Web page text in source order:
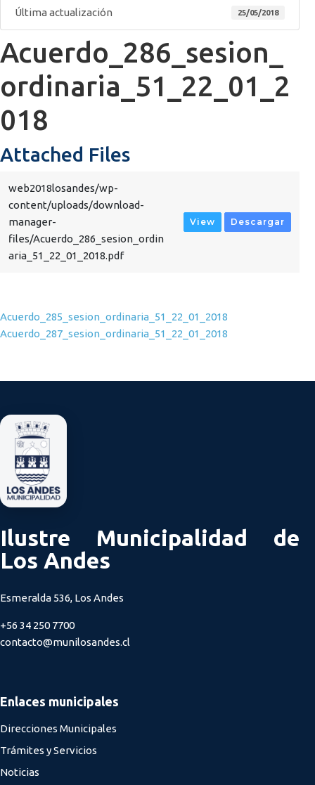
Última actualización 25/05/2018
Acuerdo_286_sesion_
ordinaria_51_22_01_2
018
Attached Files
web2018losandes/wp-
content/uploads/download-
manager-
files/Acuerdo_286_sesion_ordin
aria_51_22_01_2018.pdf
View Descargar
Navegación de entradas
Acuerdo_285_sesion_ordinaria_51_22_01_2018
Acuerdo_287_sesion_ordinaria_51_22_01_2018
Ilustre Municipalidad de
Los Andes
Esmeralda 536, Los Andes
+56 34 250 7700
contacto@munilosandes.cl
Enlaces municipales
Direcciones Municipales
Trámites y Servicios
Noticias